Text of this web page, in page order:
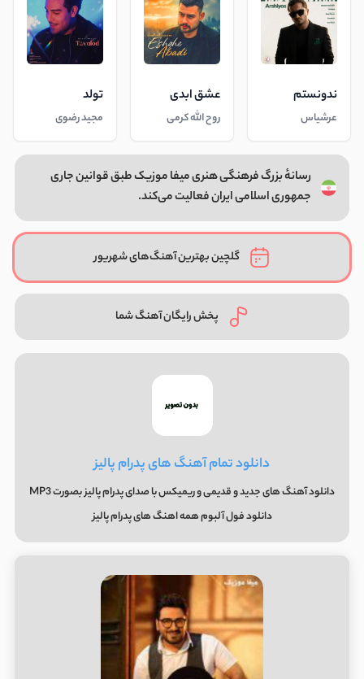
ندونستم
عرشیاس
عشق ابدی
روح الله کرمی
تولد
مجید رضوی
رسانهٔ بزرگ فرهنگی هنری میفا موزیک طبق قوانین جاری
جمهوری اسلامی ایران فعالیت می‌کند.
گلچین بهترین آهنگ‌های شهریور
پخش رایگان آهنگ شما
دانلود تمام آهنگ های پدرام پالیز
دانلود آهنگ های جدید و قدیمی و ریمیکس با صدای پدرام پالیز بصورت MP3
دانلود فول آلبوم همه اهنگ های پدرام پالیز